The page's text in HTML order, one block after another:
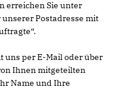
erreichen Sie unter
Postadresse mit
uns per E-Mail oder über
Ihnen mitgeteilten
Name und Ihre